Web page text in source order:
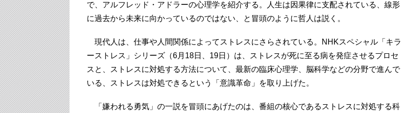
で、アルフレッド・アドラーの心理学を紹介する。人生は因果律に支配されている、線形
に過去から未来に向かっているのではない、と冒頭のように哲人は説く。
現代人は、仕事や人間関係によってストレスにさらされている。NHKスペシャル「キラ
ーストレス」シリーズ（6月18日、19日）は、ストレスが死に至る病を発症させるプロセ
スと、ストレスに対処する方法について、最新の臨床心理学、脳科学などの分野で進んで
いる、ストレスは対処できるという「意識革命」を取り上げた。
「嫌われる勇気」の一説を冒頭にあげたのは、番組の核心であるストレスに対処する科